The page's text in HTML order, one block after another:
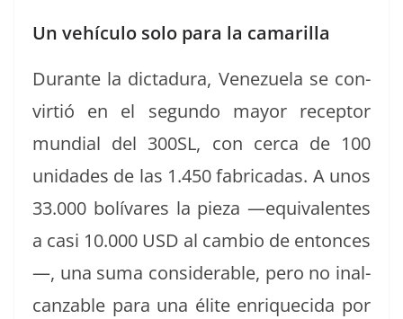
Un vehículo solo para la camarilla
Durante la dic­tadu­ra, Venezuela se con­
vir­tió en el segun­do may­or recep­tor
mundi­al del 300SL, con cer­ca de 100
unidades de las 1.450 fab­ri­cadas. A unos
33.000 bolí­vares la pieza —equiv­a­lentes
a casi 10.000 USD al cam­bio de entonces
—, una suma con­sid­er­able, pero no inal­
can­z­able para una élite enrique­ci­da por